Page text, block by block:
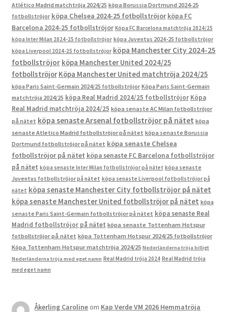
Atlético Madrid matchtröja 2024/25 köpa Borussia Dortmund 2024-25
fotbollströjor köpa Chelsea 2024-25 fotbollströjor köpa FC
Barcelona 2024-25 fotbollströjor Köpa FC Barcelona matchtröja 2024/25
köpa Inter Milan 2024-25 fotbollströjor köpa Juventus 2024-25 fotbollströjor
köpa Liverpool 2024-25 fotbollströjor köpa Manchester City 2024-25
fotbollströjor köpa Manchester United 2024/25
fotbollströjor Köpa Manchester United matchtröja 2024/25
köpa Paris Saint-Germain 2024/25 fotbollströjor Köpa Paris Saint-Germain
matchtröja 2024/25 köpa Real Madrid 2024/25 fotbollströjor Köpa
Real Madrid matchtröja 2024/25 köpa senaste AC Milan fotbollströjor
på nätet köpa senaste Arsenal fotbollströjor på nätet köpa
senaste Atletico Madrid fotbollströjor på nätet köpa senaste Borussia
Dortmund fotbollströjor på nätet köpa senaste Chelsea
fotbollströjor på nätet köpa senaste FC Barcelona fotbollströjor
på nätet köpa senaste Inter Milan fotbollströjor på nätet köpa senaste
Juventus fotbollströjor på nätet köpa senaste Liverpool fotbollströjor på
nätet köpa senaste Manchester City fotbollströjor på nätet
köpa senaste Manchester United fotbollströjor på nätet köpa
senaste Paris Saint-Germain fotbollströjor på nätet köpa senaste Real
Madrid fotbollströjor på nätet köpa senaste Tottenham Hotspur
fotbollströjor på nätet köpa Tottenham Hotspur 2024/25 fotbollströjor
Köpa Tottenham Hotspur matchtröja 2024/25 Nederländerna tröja billigt
Nederländerna tröja med eget namn Real Madrid tröja 2024 Real Madrid tröja
med eget namn
Åkerling Carolineom Kap Verde VM 2026 Hemmatröja